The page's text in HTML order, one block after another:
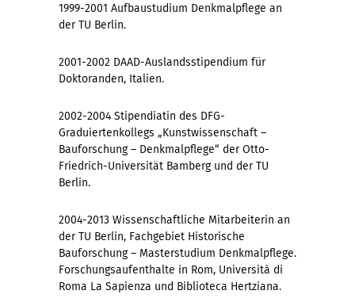
1999-2001 Aufbaustudium Denkmalpflege an
der TU Berlin.
2001-2002 DAAD-Auslandsstipendium für
Doktoranden, Italien.
2002-2004 Stipendiatin des DFG-
Graduiertenkollegs „Kunstwissenschaft –
Bauforschung – Denkmalpflege“ der Otto-
Friedrich-Universität Bamberg und der TU
Berlin.
2004-2013 Wissenschaftliche Mitarbeiterin an
der TU Berlin, Fachgebiet Historische
Bauforschung – Masterstudium Denkmalpflege.
Forschungsaufenthalte in Rom, Università di
Roma La Sapienza und Biblioteca Hertziana.